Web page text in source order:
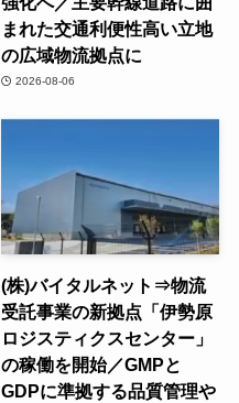
まれた交通利便性高い立地
の広域物流拠点に
2026-08-06
(株)バイタルネット⇒物流
受託事業の新拠点「伊勢原
ロジスティクスセンター」
の稼働を開始／GMPと
GDPに準拠する品質管理や